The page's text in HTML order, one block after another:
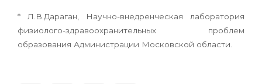
* Л.В.Дараган, Научно-внедренческая лаборатория
физиолого-здравоохранительных проблем
образования Администрации Московской области.